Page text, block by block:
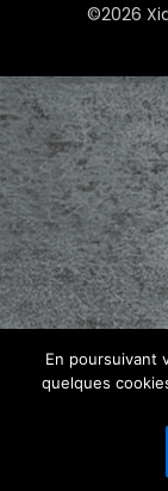
©2026
En poursuivant
quelques